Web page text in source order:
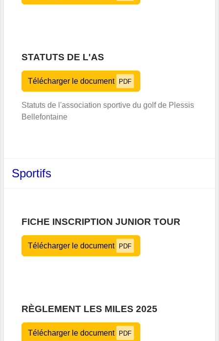
STATUTS DE L'AS
Télécharger le document PDF
Statuts de l'association sportive du golf de Plessis
Bellefontaine
Sportifs
FICHE INSCRIPTION JUNIOR TOUR
Télécharger le document PDF
RÈGLEMENT LES MILES 2025
Télécharger le document PDF